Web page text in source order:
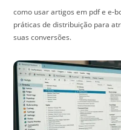
como usar artigos em pdf e e-
práticas de distribuição para
suas conversões.